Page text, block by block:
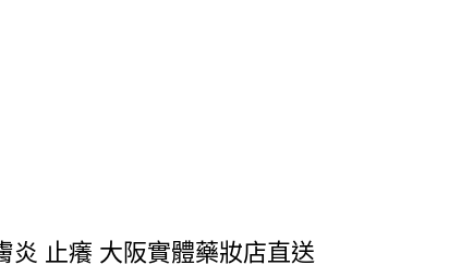
炎 止癢 大阪實體藥妝店直送